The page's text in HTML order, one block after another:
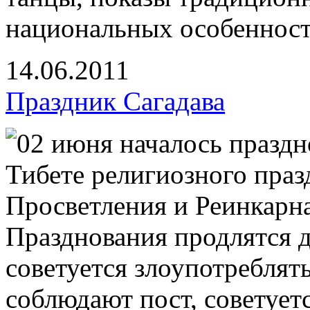
национальных
14.06.2011
Праздник Сагадава